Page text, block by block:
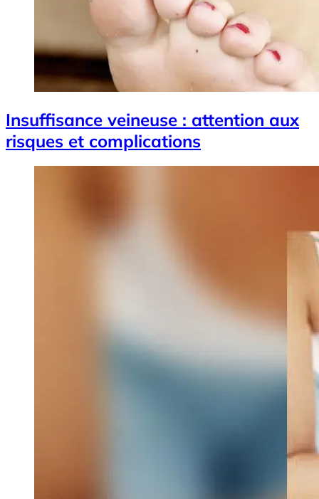
Insuffisance veineuse : attention aux
risques et complications